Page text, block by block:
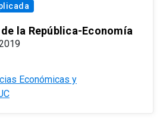
la República-Economía
Económicas y